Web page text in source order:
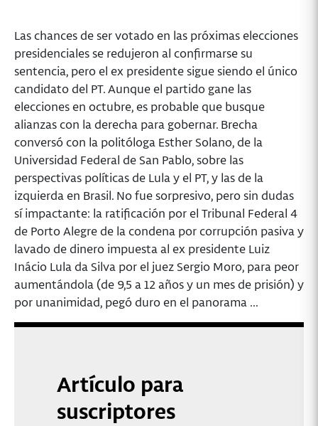
Las chances de ser votado en las próximas elecciones
presidenciales se redujeron al confirmarse su
sentencia, pero el ex presidente sigue siendo el único
candidato del PT. Aunque el partido gane las
elecciones en octubre, es probable que busque
alianzas con la derecha para gobernar. Brecha
conversó con la politóloga Esther Solano, de la
Universidad Federal de San Pablo, sobre las
perspectivas políticas de Lula y el PT, y las de la
izquierda en Brasil. No fue sorpresivo, pero sin dudas
sí impactante: la ratificación por el Tribunal Federal 4
de Porto Alegre de la condena por corrupción pasiva y
lavado de dinero impuesta al ex presidente Luiz
Inácio Lula da Silva por el juez Sergio Moro, para peor
aumentándola (de 9,5 a 12 años y un mes de prisión) y
por unanimidad, pegó duro en el panorama ...
Artículo para
suscriptores